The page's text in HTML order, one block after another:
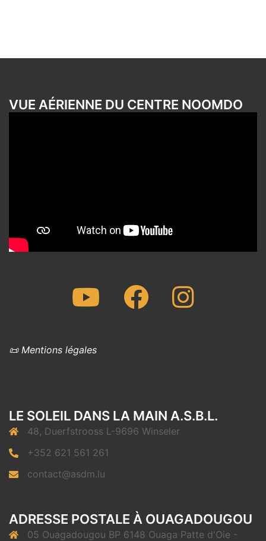
VUE AÉRIENNE DU CENTRE NOOMDO
Youtube Facebook
📜 Mentions légales
LE SOLEIL DANS LA MAIN A.S.B.L.
48, Duerfstrooss L-9696 Winseler
+352 621 561 261
contact@asdm.lu
ADRESSE POSTALE À OUAGADOUGOU
05 Ouagadougou BP 6148 Ouaga Patte d'Oie -